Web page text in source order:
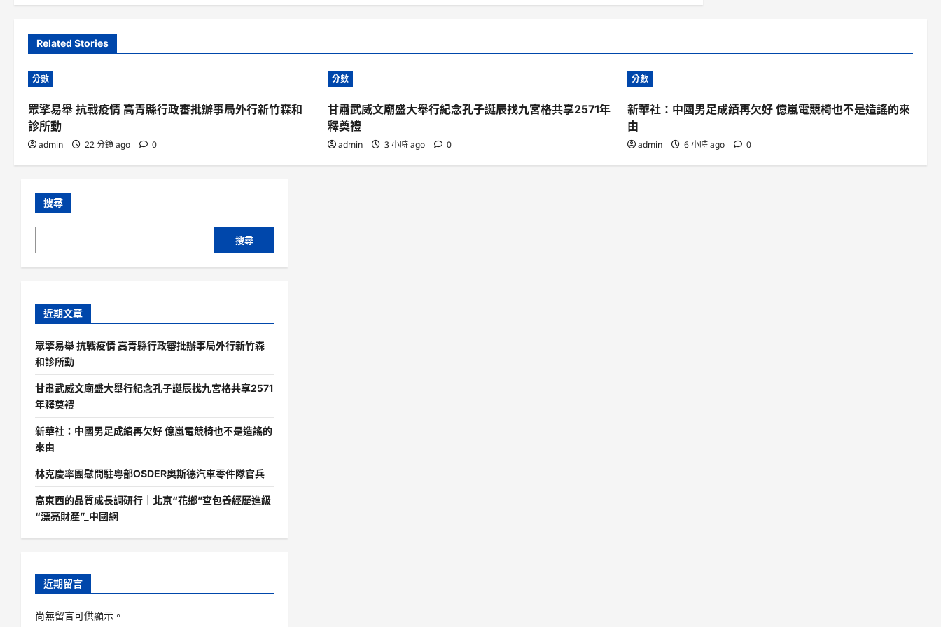
Related Stories
分數
眾擎易舉 抗戰疫情 高青縣行政審批辦事局外行新竹森和
診所動
admin 22 分鐘 ago 0
分數
甘肅武威文廟盛大舉行紀念孔子誕辰找九宮格共享2571年
釋奠禮
admin 3 小時 ago 0
分數
新華社：中國男足成績再欠好 億嵐電競椅也不是造謠的來
由
admin 6 小時 ago 0
搜尋
搜尋
近期文章
眾擎易舉 抗戰疫情 高青縣行政審批辦事局外行新竹森
和診所動
甘肅武威文廟盛大舉行紀念孔子誕辰找九宮格共享2571
年釋奠禮
新華社：中國男足成績再欠好 億嵐電競椅也不是造謠的
來由
林克慶率團慰問駐粵部OSDER奧斯德汽車零件隊官兵
高東西的品質成長調研行｜北京“花鄉”查包養經歷進級
“漂亮財產”_中國網
近期留言
尚無留言可供顯示。